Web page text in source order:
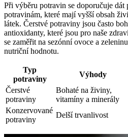
Při výběru potravin se doporučuje dát
potravinám, které mají vyšší obsah
látek. Čerstvé potraviny jsou často
antioxidanty, které jsou pro naše
se zaměřit na sezónní ovoce a
nutriční hodnotu.
Typ
potraviny
Výhody
Čerstvé
potraviny
Bohaté na živiny,
vitamíny a minerály
Konzervované
potraviny
Delší trvanlivost